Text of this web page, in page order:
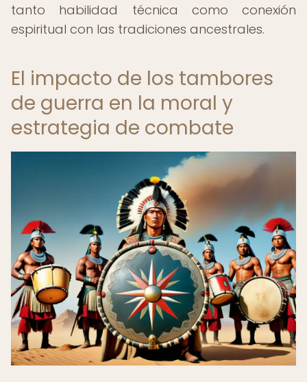
tanto habilidad técnica como conexión
espiritual con las tradiciones ancestrales.
El impacto de los tambores
de guerra en la moral y
estrategia de combate